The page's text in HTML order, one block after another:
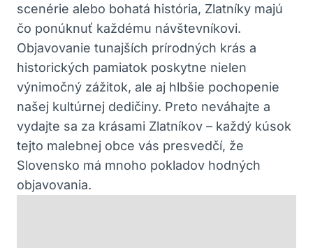
scenérie alebo bohatá história, Zlatníky majú
čo ponúknuť každému návštevníkovi.
Objavovanie tunajších prírodných krás a
historických pamiatok poskytne nielen‌
výnimočný zážitok, ale aj hlbšie pochopenie
našej kultúrnej dedičiny. Preto neváhajte a​
vydajte sa⁤ za⁢ krásami Zlatníkov – každý kúsok
tejto malebnej obce vás presvedčí, ⁤že
Slovensko‌ má​ mnoho pokladov hodných
objavovania.